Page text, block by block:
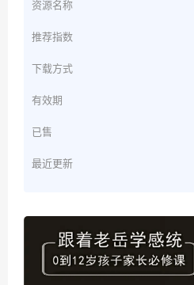
资源名称
推荐指数
下载方式
有效期
已售
最近更新